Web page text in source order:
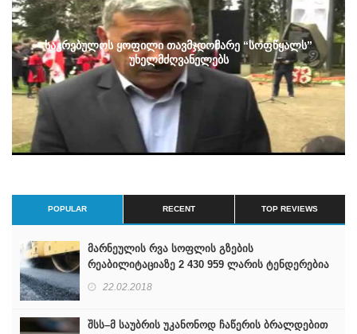
საკრებულოს ყოფილი თავმჯდომარე “სოფწყალს”
უხელმძღვანელებს
POPULAR RECENT TOP REVIEWS
მარნეულის რვა სოფლის გზების
რეაბილიტაციაზე 2 430 959 ლარის ტენდერებია
გამოცხადებული
22.02.2018
შსს–მ საუბრის უკანონოდ ჩაწერის ბრალდებით